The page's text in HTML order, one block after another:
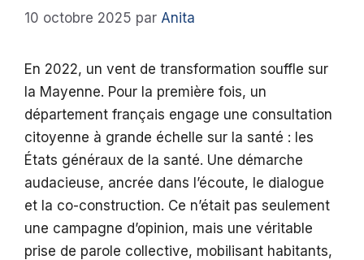
10 octobre 2025 par Anita
En 2022, un vent de transformation souffle sur
la Mayenne. Pour la première fois, un
département français engage une consultation
citoyenne à grande échelle sur la santé : les
États généraux de la santé. Une démarche
audacieuse, ancrée dans l’écoute, le dialogue
et la co-construction. Ce n’était pas seulement
une campagne d’opinion, mais une véritable
prise de parole collective, mobilisant habitants,